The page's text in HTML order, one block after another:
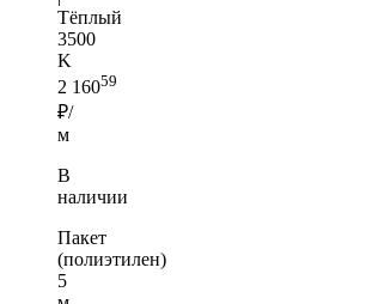
Тёплый
3500
K
2 16059
₽/
м
В
наличии
Пакет
(полиэтилен)
5